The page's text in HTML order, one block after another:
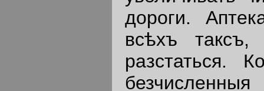
дороги.
всѣхъ
разстаться.